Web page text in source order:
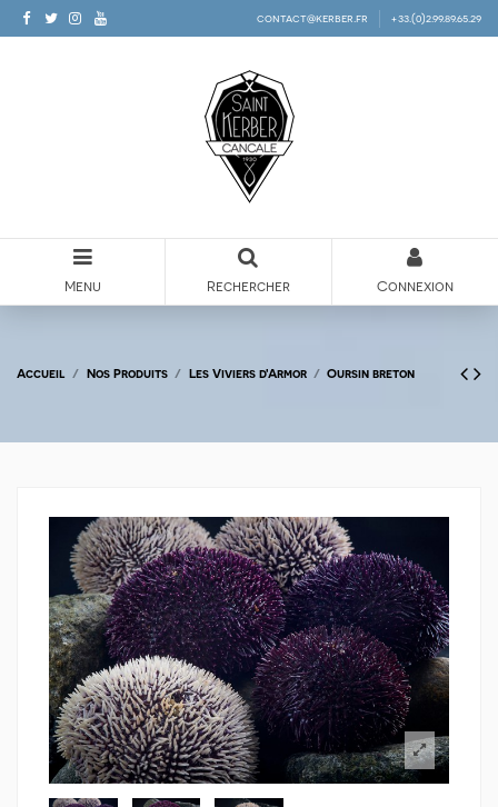
contact@kerber.fr +33.(0)2.99.89.65.29
Menu Rechercher Connexion
Accueil Nos Produits Les Viviers d'Armor Oursin breton